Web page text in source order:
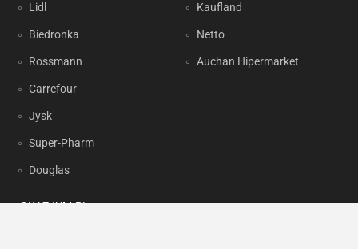
Lidl
Biedronka
Rossmann
Carrefour
Jysk
Super-Pharm
Douglas
Kaufland
Netto
Auchan Hipermarket
OKAZJUM.PL